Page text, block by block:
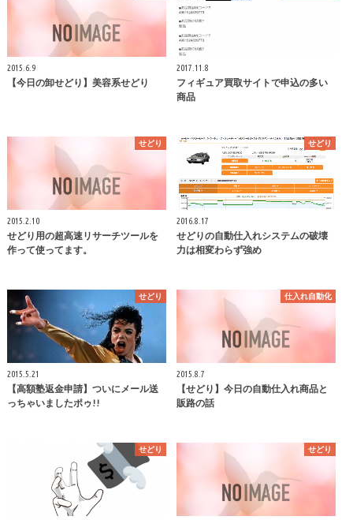
2015.6.9
【今日の卸せどり】美容系せどり
2017.11.8
フィギュア買取サイトで申込の多い
商品
せどり
2015.2.10
せどり用の超高速リサーチツールを
作って使ってます。
せどり
2016.8.17
せどりの自動仕入れシステムの破壊
力は相変わらず強め
せどり
2015.5.21
【高額塾返金申請】ついにメール送
っちゃいましたポゥ!!
仕入れ自動化
2015.8.7
【せどり】今日の自動仕入れ商品と
販路の話
せどり せどり